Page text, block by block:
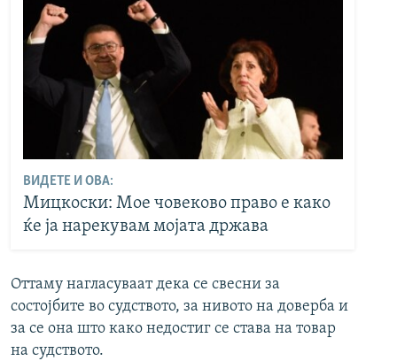
ВИДЕТЕ И ОВА:
Мицкоски: Мое човеково право е како
ќе ја нарекувам мојата држава
Оттаму нагласуваат дека се свесни за
состојбите во судството, за нивото на доверба и
за се она што како недостиг се става на товар
на судството.